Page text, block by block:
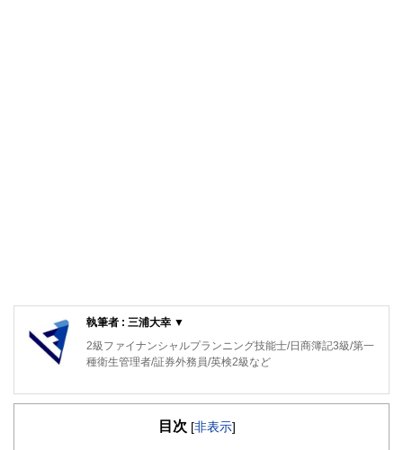
執筆者 : 三浦大幸 ▼
2級ファイナンシャルプランニング技能士/日商簿記3級/第一
種衛生管理者/証券外務員/英検2級など
目次 [非表示]